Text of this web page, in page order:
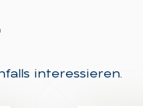
interessieren.